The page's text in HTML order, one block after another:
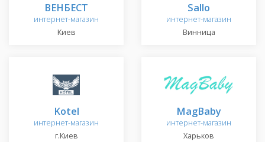
ВЕНБЕСТ
интернет-магазин
Киев
Sallo
интернет-магазин
Винница
Kotel
интернет-магазин
г.Киев
MagBaby
интернет-магазин
Харьков